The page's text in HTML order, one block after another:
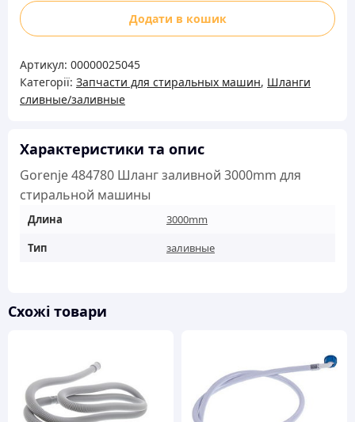
Gorenje
484780
заливной
3000mm
для
машины
кількість
Додати в кошик
Артикул: 00000025045
Категорії: Запчасти для стиральных машин, Шланги
сливные/заливные
Характеристики та опис
Gorenje 484780 Шланг заливной 3000mm для
стиральной машины
Длина
3000mm
Тип
заливные
Схожі товари